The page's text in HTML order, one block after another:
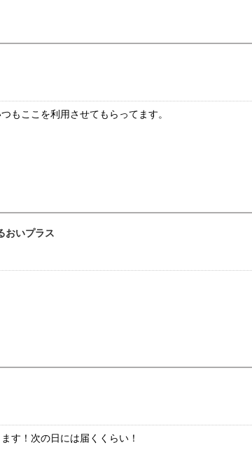
もここを利用させてもらってます。
おいプラス
す！次の日には届くくらい！